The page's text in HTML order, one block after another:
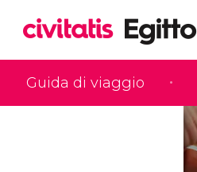
Guida di viaggio